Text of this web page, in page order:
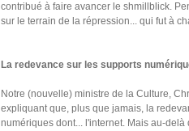
contribué à faire avancer le shmillblick.
sur le terrain de la répression... qui fut à
La redevance sur les supports
Notre (nouvelle) ministre de la Culture,
expliquant que, plus que jamais, la
numériques dont... l'internet. Mais au-